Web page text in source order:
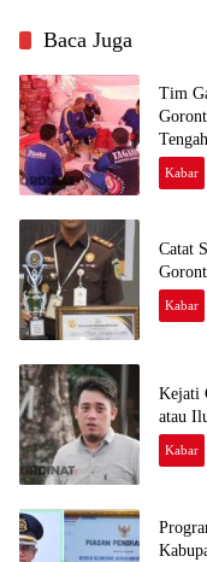
Baca Juga
Tim
Tengah
Kabar
Catat
Kabar
Kejati
atau
Kabar